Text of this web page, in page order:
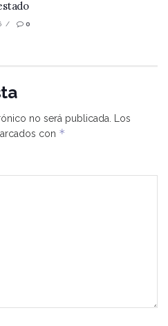
0
no será publicada. Los
con *